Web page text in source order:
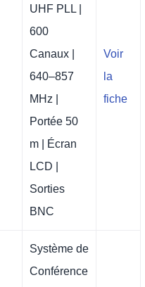
UHF PLL |
600
Canaux |
640–857
MHz |
Portée 50
m | Écran
LCD |
Sorties
BNC
Voir
la
fiche
Système de
Conférence